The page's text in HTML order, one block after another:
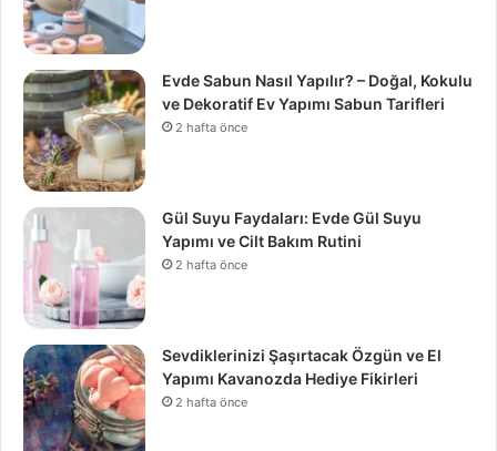
Evde Sabun Nasıl Yapılır? – Doğal, Kokulu
ve Dekoratif Ev Yapımı Sabun Tarifleri
2 hafta önce
Gül Suyu Faydaları: Evde Gül Suyu
Yapımı ve Cilt Bakım Rutini
2 hafta önce
Sevdiklerinizi Şaşırtacak Özgün ve El
Yapımı Kavanozda Hediye Fikirleri
2 hafta önce